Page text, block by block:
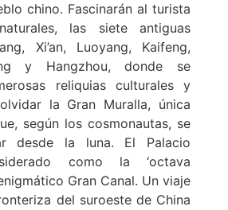
chino. Fascinarán al turista
las siete antiguas
Xi’an, Luoyang, Kaifeng,
y Hangzhou, donde se
reliquias culturales y
la Gran Muralla, única
según los cosmonautas, se
desde la luna. El Palacio
como la ‘octava
Gran Canal. Un viaje
del suroeste de China